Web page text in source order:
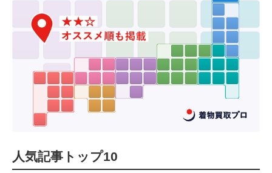
人気記事トップ10